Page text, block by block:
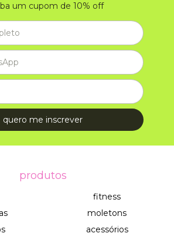
um cupom de 10% off
produtos
fitness
moletons
acessórios